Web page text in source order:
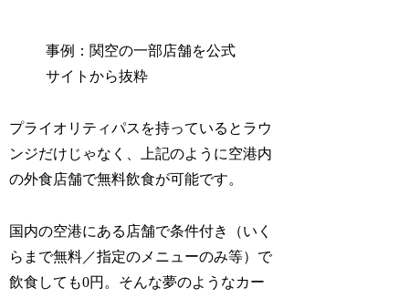
事例：関空の一部店舗を公式
サイトから抜粋
プライオリティパスを持っているとラウ
ンジだけじゃなく、上記のように空港内
の外食店舗で無料飲食が可能です。
国内の空港にある店舗で条件付き（いく
らまで無料／指定のメニューのみ等）で
飲食しても0円。そんな夢のようなカー